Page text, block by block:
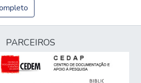
PARCEIROS